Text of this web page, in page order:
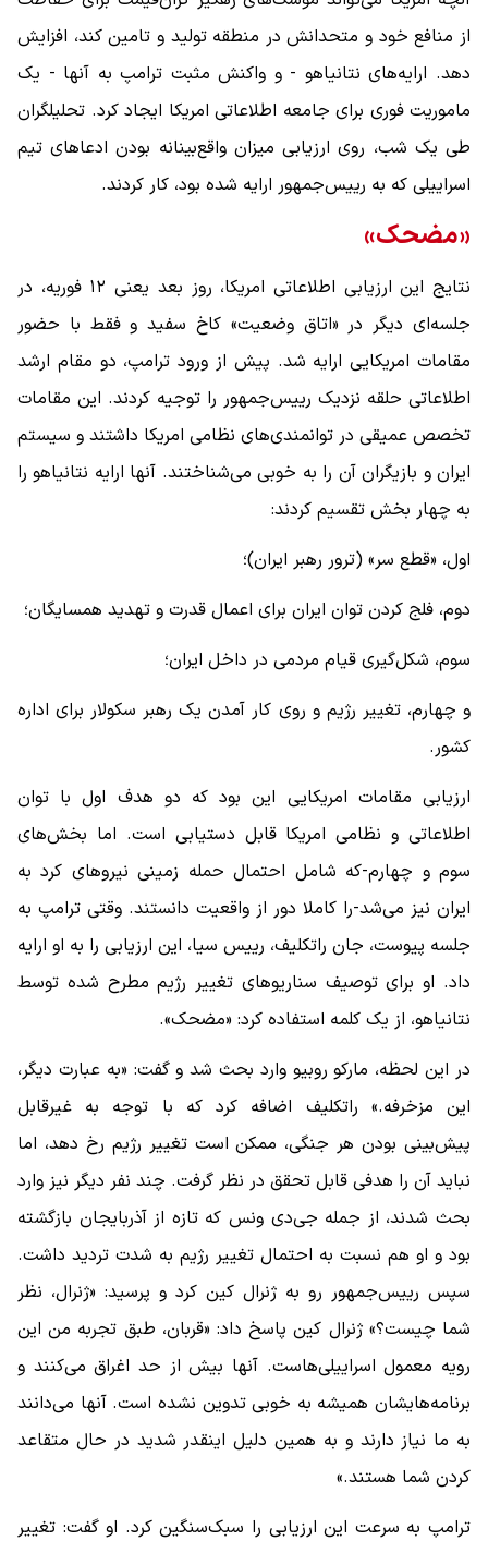
از منافع خود و متحدانش در منطقه تولید و تامین کند، افزایش
دهد. ارایه‌های نتانیاهو - و واکنش مثبت ترامپ به آنها - یک
ماموریت فوری برای جامعه اطلاعاتی امریکا ایجاد کرد. تحلیلگران
طی یک شب، روی ارزیابی میزان واقع‌بینانه بودن ادعاهای تیم
اسراییلی که به رییس‌جمهور ارایه شده بود، کار کردند.
«مضحک»
نتایج این ارزیابی اطلاعاتی امریکا، روز بعد یعنی ۱۲ فوریه، در
جلسه‌ای دیگر در «اتاق وضعیت» کاخ سفید و فقط با حضور
مقامات امریکایی ارایه شد. پیش از ورود ترامپ، دو مقام ارشد
اطلاعاتی حلقه نزدیک رییس‌جمهور را توجیه کردند. این مقامات
تخصص عمیقی در توانمندی‌های نظامی امریکا داشتند و سیستم
ایران و بازیگران آن را به‌ خوبی می‌شناختند. آنها ارایه نتانیاهو را
به چهار بخش تقسیم کردند:
اول، «قطع سر» (ترور رهبر ایران)؛
دوم، فلج کردن توان ایران برای اعمال قدرت و تهدید همسایگان؛
سوم، شکل‌گیری قیام مردمی در داخل ایران؛
و چهارم، تغییر رژیم و روی کار آمدن یک رهبر سکولار برای اداره
کشور.
ارزیابی مقامات امریکایی این بود که دو هدف اول با توان
اطلاعاتی و نظامی امریکا قابل دستیابی است. اما بخش‌های
سوم و چهارم-که شامل احتمال حمله زمینی نیروهای کرد به
ایران نیز می‌شد-را کاملا دور از واقعیت دانستند. وقتی ترامپ به
جلسه پیوست، جان راتکلیف، رییس سیا، این ارزیابی را به او ارایه
داد. او برای توصیف سناریوهای تغییر رژیم مطرح‌ شده توسط
نتانیاهو، از یک کلمه استفاده کرد: «مضحک».
در این لحظه، مارکو روبیو وارد بحث شد و گفت: «به عبارت دیگر،
این مزخرفه.» راتکلیف اضافه کرد که با توجه به غیرقابل
‌پیش‌بینی بودن هر جنگی، ممکن است تغییر رژیم رخ دهد، اما
نباید آن را هدفی قابل تحقق در نظر گرفت. چند نفر دیگر نیز وارد
بحث شدند، از جمله جی‌دی ونس که تازه از آذربایجان بازگشته
بود و او هم نسبت به احتمال تغییر رژیم به ‌شدت تردید داشت.
سپس رییس‌جمهور رو به ژنرال کین کرد و پرسید: «ژنرال، نظر
شما چیست؟» ژنرال کین پاسخ داد: «قربان، طبق تجربه من این
رویه معمول اسراییلی‌هاست. آنها بیش از حد اغراق می‌کنند و
برنامه‌هایشان همیشه به‌ خوبی تدوین نشده است. آنها می‌دانند
به ما نیاز دارند و به همین دلیل اینقدر شدید در حال متقاعد
کردن شما هستند.»
ترامپ به سرعت این ارزیابی را سبک‌سنگین کرد. او گفت: تغییر